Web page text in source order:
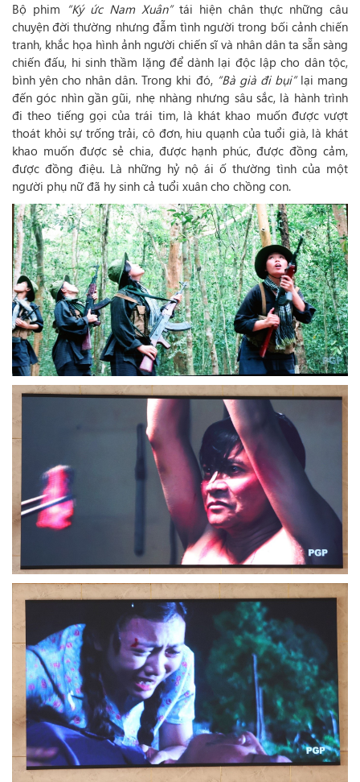
Bộ phim “Ký ức Nam Xuân”tái hiện chân thực những câu
chuyện đời thường nhưng đẫm tình người trong bối cảnh chiến
tranh, khắc họa hình ảnh người chiến sĩ và nhân dân ta sẵn sàng
chiến đấu, hi sinh thầm lặng để dành lại độc lập cho dân tộc,
bình yên cho nhân dân. Trong khi đó, “Bà già đi bụi”lại mang
đến góc nhìn gần gũi, nhẹ nhàng nhưng sâu sắc, là hành trình
đi theo tiếng gọi của trái tim, là khát khao muốn được vượt
thoát khỏi sự trống trải, cô đơn, hiu quạnh của tuổi già, là khát
khao muốn được sẻ chia, được hạnh phúc, được đồng cảm,
được đồng điệu. Là những hỷ nộ ái ố thường tình của một
người phụ nữ đã hy sinh cả tuổi xuân cho chồng con.